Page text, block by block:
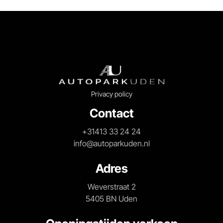
Privacy policy
Contact
+31413 33 24 24
info@autoparkuden.nl
Adres
Weverstraat 2
5405 BN Uden